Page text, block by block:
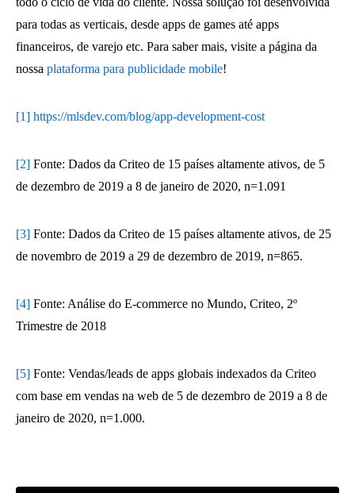
para todas as verticais, desde apps de games até apps
financeiros, de varejo etc. Para saber mais, visite a página da
nossa plataforma para publicidade mobile!
[1] https://mlsdev.com/blog/app-development-cost
[2] Fonte: Dados da Criteo de 15 países altamente ativos, de 5
de dezembro de 2019 a 8 de janeiro de 2020, n=1.091
[3] Fonte: Dados da Criteo de 15 países altamente ativos, de 25
de novembro de 2019 a 29 de dezembro de 2019, n=865.
[4] Fonte: Análise do E-commerce no Mundo, Criteo, 2º
Trimestre de 2018
[5] Fonte: Vendas/leads de apps globais indexados da Criteo
com base em vendas na web de 5 de dezembro de 2019 a 8 de
janeiro de 2020, n=1.000.